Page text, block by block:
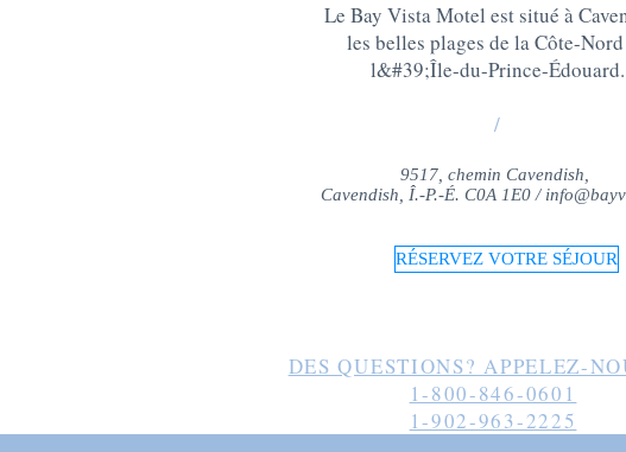
Le Bay Vista Motel est situé à
les belles plages de la Côte-
l&#39;Île-du-Prince-Édouard.
/
9517, chemin Cavendish,
Cavendish, Î.-P.-É. C0A 1E0 /
RÉSERVEZ VOTRE SÉJOUR
DES QUESTIONS? APPELEZ-
1-800-846-0601
1-902-963-2225